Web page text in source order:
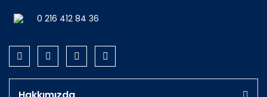
0 216 412 84 36